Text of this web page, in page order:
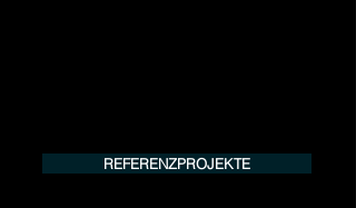
REFERENZPROJEKTE